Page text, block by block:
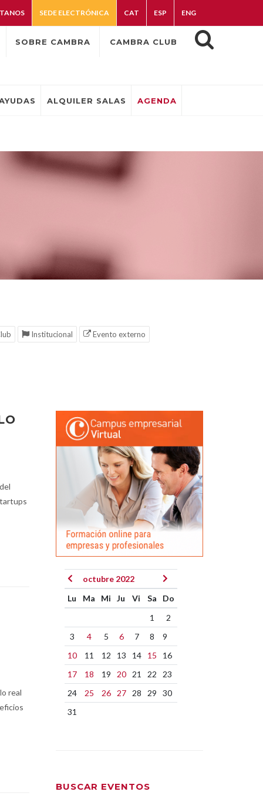
SEDE ELECTRÓNICA CAT ESP ENG
SOBRE CAMBRA CAMBRA CLUB
ALQUILER SALAS AGENDA
Institucional
Evento externo
real
octubre 2022
Lu
Ma Mi Ju Vi Sa
Do
1
2
3
4 5 6 7 8
9
10
11 12 13 14 15
16
17
18 19 20 21 22
23
24
25 26 27 28 29
30
31
BUSCAR EVENTOS